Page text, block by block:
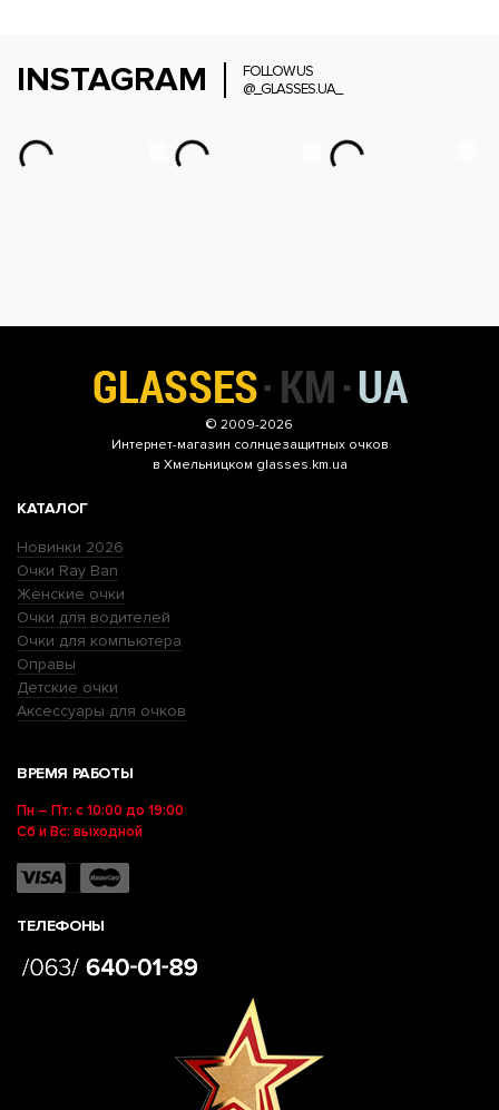
INSTAGRAM
FOLLOW US
@_GLASSES.UA_
© 2009-2026
Интернет-магазин солнцезащитных очков
в Хмельницком glasses.km.ua
КАТАЛОГ
Новинки 2026
Очки Ray Ban
Женские очки
Очки для водителей
Очки для компьютера
Оправы
Детские очки
Аксессуары для очков
ВРЕМЯ РАБОТЫ
Пн – Пт: с 10:00 до 19:00
Сб и Вс: выходной
ТЕЛЕФОНЫ